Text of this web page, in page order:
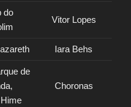
do
Vitor Lopes
Iara Behs
de
Choronas